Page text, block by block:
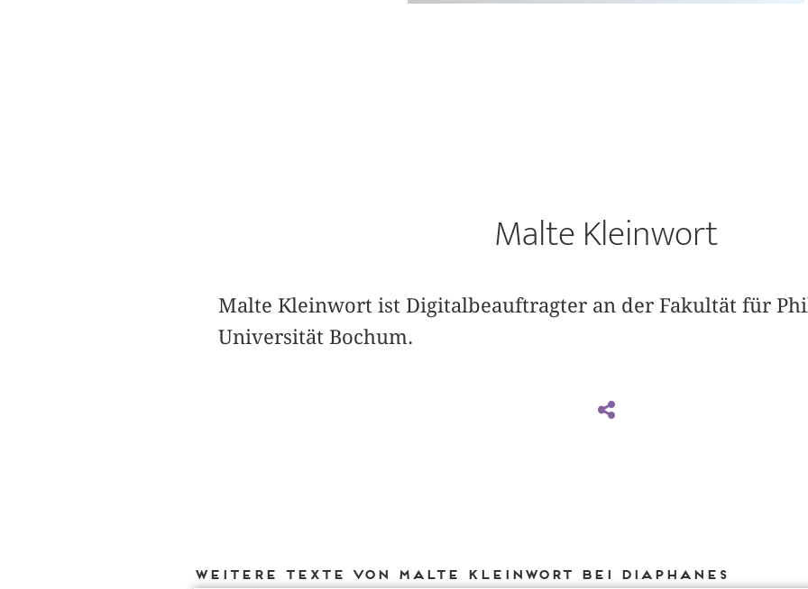
Malte Kleinwort
Malte Kleinwort ist Digitalbeauftragter an der Fakultät für
Universität Bochum.
Weitere Texte von Malte Kleinwort bei DIAPHANES